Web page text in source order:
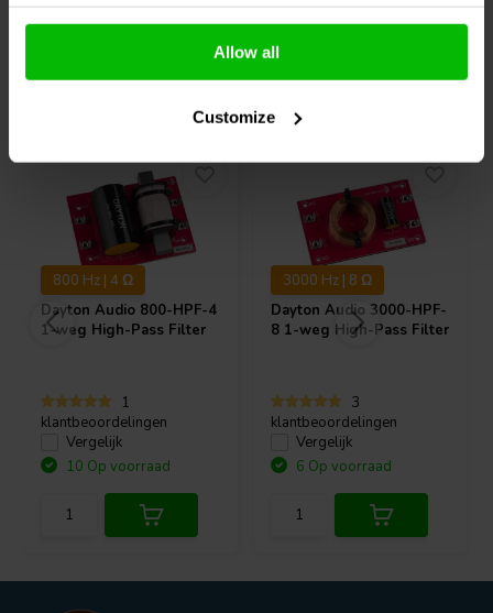
Allow all
Customize
Vaak samen gekocht
800 Hz | 4 Ω
Dayton Audio 800-HPF-4
1-weg High-Pass Filter
1
klantbeoordelingen
Vergelijk
10 Op voorraad
3000 Hz | 8 Ω
Dayton Audio 3000-HPF-
8 1-weg High-Pass Filter
3
klantbeoordelingen
Vergelijk
6 Op voorraad